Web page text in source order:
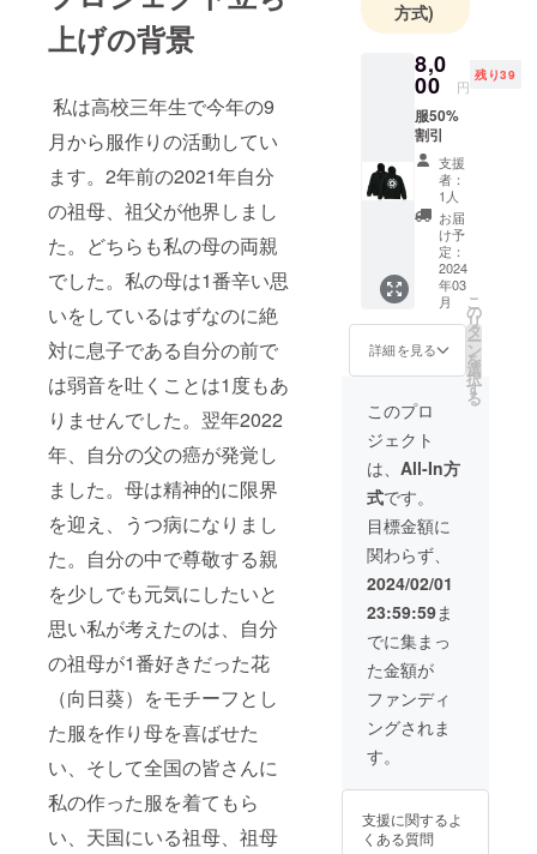
上げの背景
私は高校三年生で今年の9
月から服作りの活動してい
ます。2年前の2021年自分
の祖母、祖父が他界しまし
た。どちらも私の母の両親
でした。私の母は1番辛い思
いをしているはずなのに絶
対に息子である自分の前で
は弱音を吐くことは1度もあ
りませんでした。翌年2022
年、自分の父の癌が発覚し
ました。母は精神的に限界
を迎え、うつ病になりまし
た。自分の中で尊敬する親
を少しでも元気にしたいと
思い私が考えたのは、自分
の祖母が1番好きだった花
（向日葵）をモチーフとし
た服を作り母を喜ばせた
い、そして全国の皆さんに
私の作った服を着てもら
い、天国にいる祖母、祖母
方式)
8,0
00 円
残り39
服50%
割引
支援
者：
1人
お届
け予
定：
2024
年03
月
詳細を見る
こ
の
リ
タ
ー
ン
を
選
択
す
る
このプロ
ジェクト
は、 All-In方
式です。
目標金額に
関わらず、
2024/02/01
23:59:59ま
でに集まっ
た金額が
ファンディ
ングされま
す。
支援に関するよ
くある質問